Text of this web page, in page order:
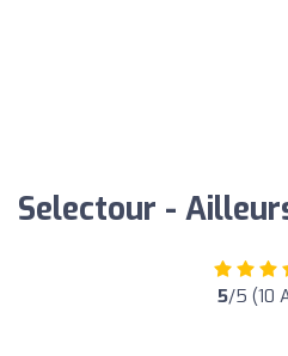
Selectour -
5/5 (10